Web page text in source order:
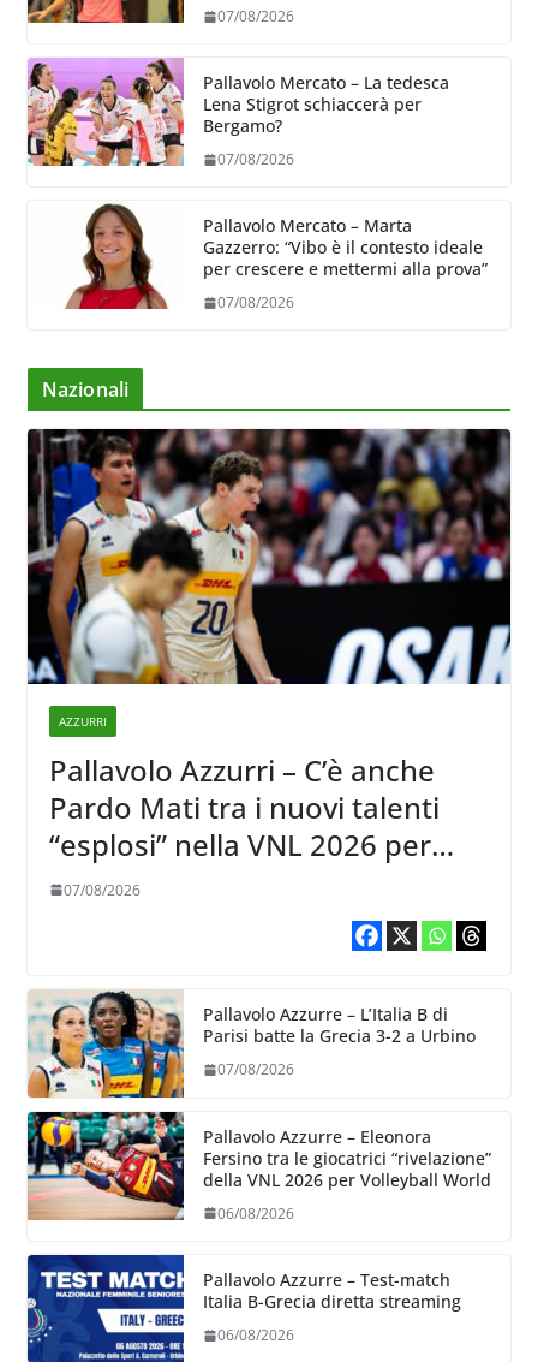
07/08/2026
Pallavolo Mercato – La tedesca
Lena Stigrot schiaccerà per
Bergamo?
07/08/2026
Pallavolo Mercato – Marta
Gazzerro: “Vibo è il contesto ideale
per crescere e mettermi alla prova”
07/08/2026
Nazionali
AZZURRI
Pallavolo Azzurri – C’è anche
Pardo Mati tra i nuovi talenti
“esplosi” nella VNL 2026 per
Volleyball World
07/08/2026
Pallavolo Azzurre – L’Italia B di
Parisi batte la Grecia 3-2 a Urbino
07/08/2026
Pallavolo Azzurre – Eleonora
Fersino tra le giocatrici “rivelazione”
della VNL 2026 per Volleyball World
06/08/2026
Pallavolo Azzurre – Test-match
Italia B-Grecia diretta streaming
06/08/2026